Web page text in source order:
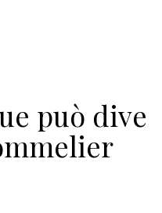
può dive